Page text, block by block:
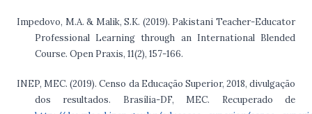
Impedovo, M.A. & Malik, S.K. (2019). Pakistani Teacher-Educator
Professional Learning through an International Blended
Course. Open Praxis, 11(2), 157-166.
INEP, MEC. (2019). Censo da Educação Superior, 2018, divulgação
dos resultados. Brasília-DF, MEC. Recuperado de